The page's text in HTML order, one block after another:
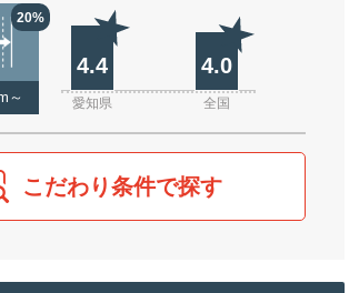
20%
～
4.4 4.0
愛知県 全国
こだわり条件で探す